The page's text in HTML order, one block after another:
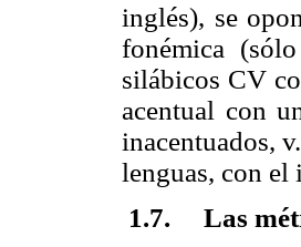
inglés), se
fonémica
silábicos CV
acentual con
inacentuados,
lenguas, con el
1.7. Las